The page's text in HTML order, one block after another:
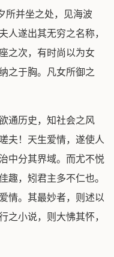
所并坐之处，见海波
人遂出其无穷之名称，
之次，有时尚以为女
之于胸。凡女所御之
通历史，知社会之风
夫！天生爱情，遂使人
中分其界域。而尤不悦
趣，矧君主多不仁也。
情。其最妙者，则述以
之小说，则大怫其怀，